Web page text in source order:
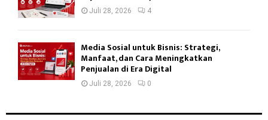
Juli 28, 2026 4
Media Sosial untuk Bisnis: Strategi,
Manfaat, dan Cara Meningkatkan
Penjualan di Era Digital
Juli 28, 2026 0